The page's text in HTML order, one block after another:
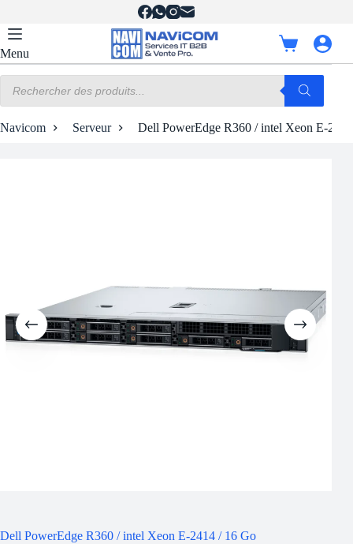
contenu
Menu
Panier
d’achat
produits
Navicom Serveur Dell PowerEdge R360 / intel Xeon E-
Dell PowerEdge R360 / intel Xeon E-2414 / 16 Go